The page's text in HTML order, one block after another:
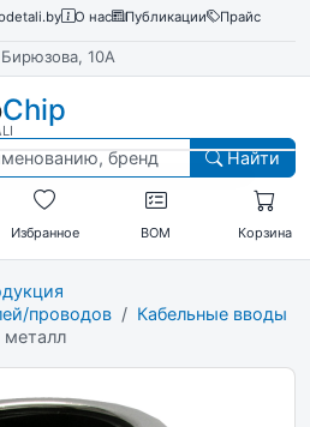
О нас Публикации
Прайс
10А
Chip
Найти
Избранное BOM Корзина
проводов
Кабельные вводы
металл